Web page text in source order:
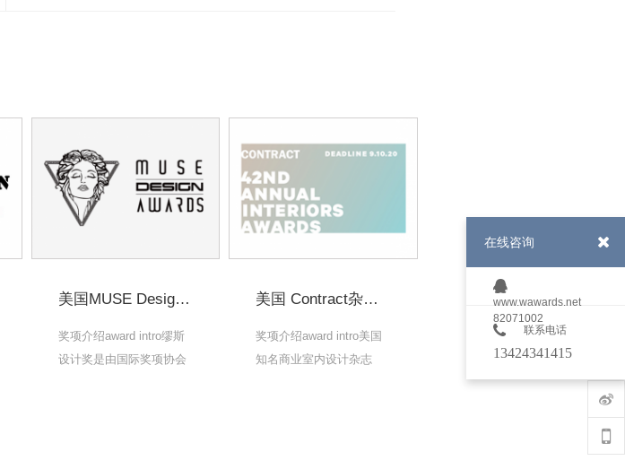
美国MUSE Design Awards
奖项介绍award intro缪斯
设计奖是由国际奖项协会
美国 Contract杂志年度最佳室内奖
奖项介绍award intro美国
知名商业室内设计杂志
在线咨询
www.wawards.net
82071002
联系电话
13424341415